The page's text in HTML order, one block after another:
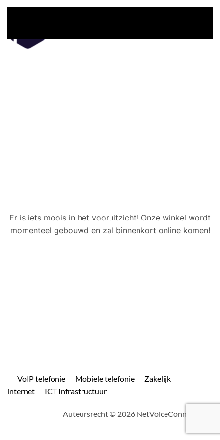
Er is iets moois in het vooruitzicht! Onze winkel wordt
momenteel gebouwd en zal binnenkort online komen!
VoIP telefonie Mobiele telefonie
Zakelijk
internet
ICT Infrastructuur
Auteursrecht © 2026 NetVoiceConnect.com